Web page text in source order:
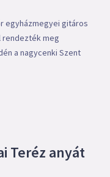
egyházmegyei gitáros
rendezték meg
a nagycenki Szent
Teréz anyát